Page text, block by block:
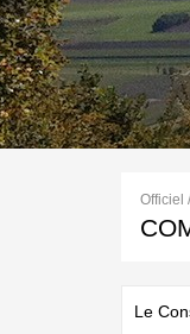
Officiel
Le